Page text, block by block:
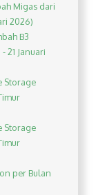
Migas dari
2026)
B3
21 Januari
Storage
Storage
per Bulan